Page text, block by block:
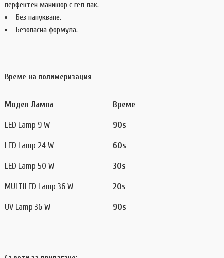
перфектен маникюр с гел лак.
Без напукване.
Безопасна формула.
Време на полимеризация
Модел Лампа Време
LED Lamp 9 W 90s
LED Lamp 24 W 60s
LED Lamp 50 W 30s
MULTILED Lamp 36 W 20s
UV Lamp 36 W 90s